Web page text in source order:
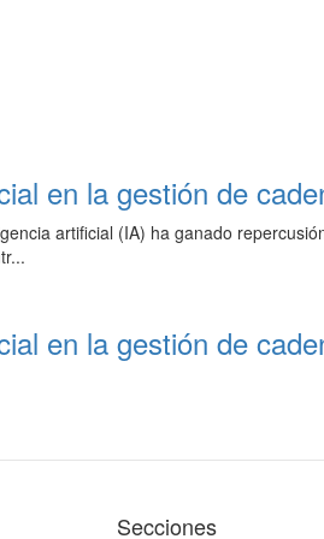
en la gestión de
artificial (IA) ha ganado
en la gestión de
Secciones